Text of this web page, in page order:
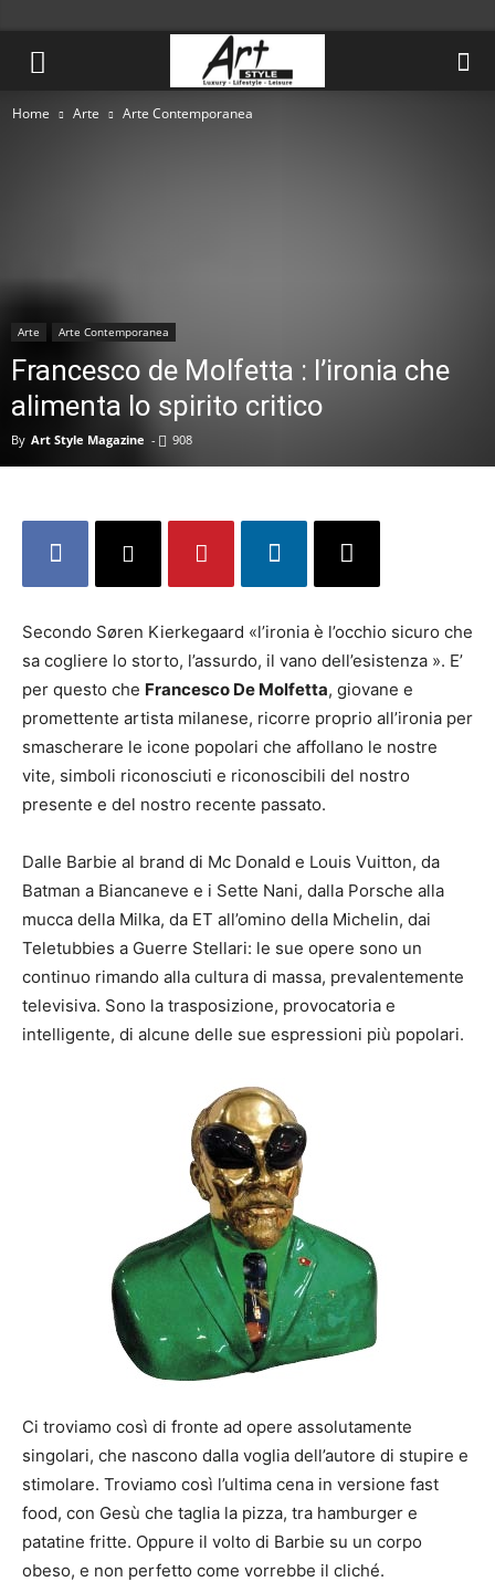
Home Arte Arte Contemporanea
Arte Arte Contemporanea
Francesco de Molfetta : l’ironia che
alimenta lo spirito critico
By Art Style Magazine - 908
Secondo Søren Kierkegaard «l’ironia è l’occhio sicuro che
sa cogliere lo storto, l’assurdo, il vano dell’esistenza ». E’
per questo che Francesco De Molfetta, giovane e
promettente artista milanese, ricorre proprio all’ironia per
smascherare le icone popolari che affollano le nostre
vite, simboli riconosciuti e riconoscibili del nostro
presente e del nostro recente passato.
Dalle Barbie al brand di Mc Donald e Louis Vuitton, da
Batman a Biancaneve e i Sette Nani, dalla Porsche alla
mucca della Milka, da ET all’omino della Michelin, dai
Teletubbies a Guerre Stellari: le sue opere sono un
continuo rimando alla cultura di massa, prevalentemente
televisiva. Sono la trasposizione, provocatoria e
intelligente, di alcune delle sue espressioni più popolari.
Ci troviamo così di fronte ad opere assolutamente
singolari, che nascono dalla voglia dell’autore di stupire e
stimolare. Troviamo così l’ultima cena in versione fast
food, con Gesù che taglia la pizza, tra hamburger e
patatine fritte. Oppure il volto di Barbie su un corpo
obeso, e non perfetto come vorrebbe il cliché.